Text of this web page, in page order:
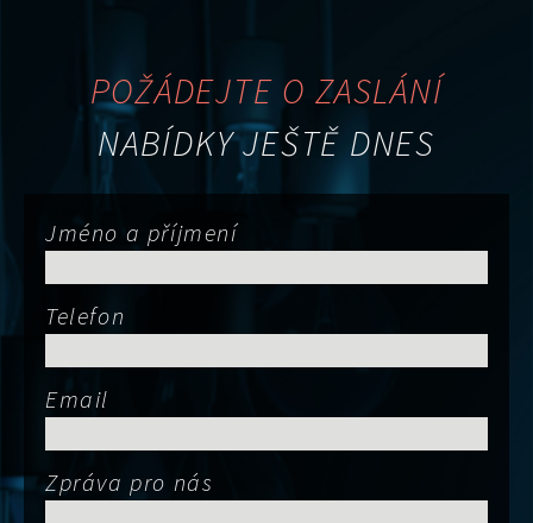
POŽÁDEJTE O ZASLÁNÍ
NABÍDKY JEŠTĚ DNES
Jméno a příjmení
Telefon
Email
Zpráva pro nás